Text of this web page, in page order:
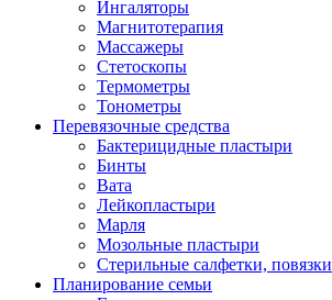
Ингаляторы
Магнитотерапия
Массажеры
Стетоскопы
Термометры
Тонометры
Перевязочные средства
Бактерицидные пластыри
Бинты
Вата
Лейкопластыри
Марля
Мозольные пластыри
Стерильные салфетки, повязки
Планирование семьи